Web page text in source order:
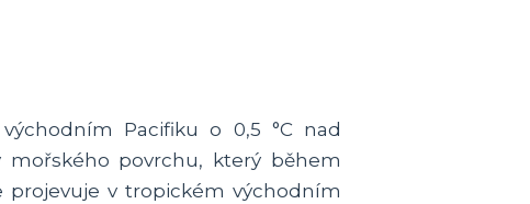
Pacifiku o 0,5 °C nad
mořského povrchu, který během
projevuje v tropickém východním